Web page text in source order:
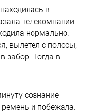
в
телекомпании
нормально.
вылетел с полосы,
забор. Тогда в
сознание
ремень и побежала.